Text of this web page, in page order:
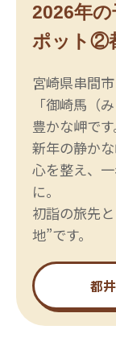
2026年
ポット②
宮崎県串間
「御崎馬（
豊かな岬です
新年の静か
心を整え、
に。
初詣の旅先
地”です。
都